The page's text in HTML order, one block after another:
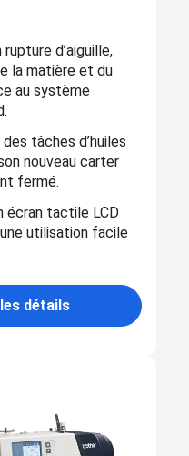
rupture d’aiguille,
la matière et du
au système
des tâches d’huiles
nouveau carter
fermé.
écran tactile LCD
utilisation facile
détails